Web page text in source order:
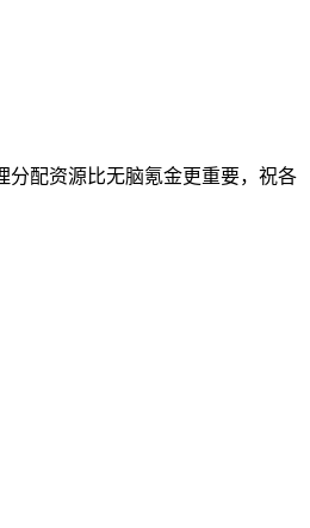
分配资源比无脑氪金更重要，祝各